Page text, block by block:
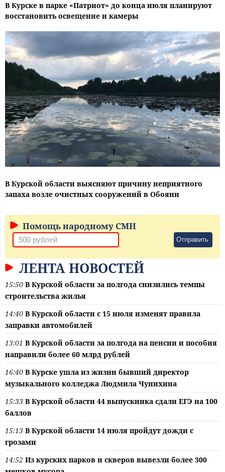
В Курске в парке «Патриот» до конца июля планируют
восстановить освещение и камеры
В Курской области выясняют причину неприятного
запаха возле очистных сооружений в Обояни
Помощь народному СМИ
Отправить
ЛЕНТА НОВОСТЕЙ
15:50 В Курской области за полгода снизились темпы
строительства жилья
14:40 В Курской области с 15 июля изменят правила
заправки автомобилей
13:01 В Курской области за полгода на пенсии и пособия
направили более 60 млрд рублей
16:40 В Курске ушла из жизни бывший директор
музыкального колледжа Людмила Чунихина
15:33 В Курской области 44 выпускника сдали ЕГЭ на 100
баллов
15:13 В Курской области 14 июля пройдут дожди с
грозами
14:52 Из курских парков и скверов вывезли более 300